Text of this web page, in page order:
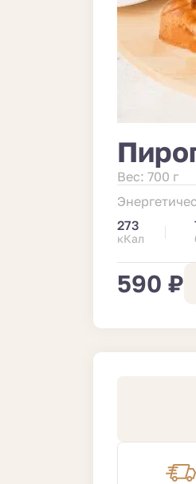
Вес: 700 г
273
кКал
590 ₽